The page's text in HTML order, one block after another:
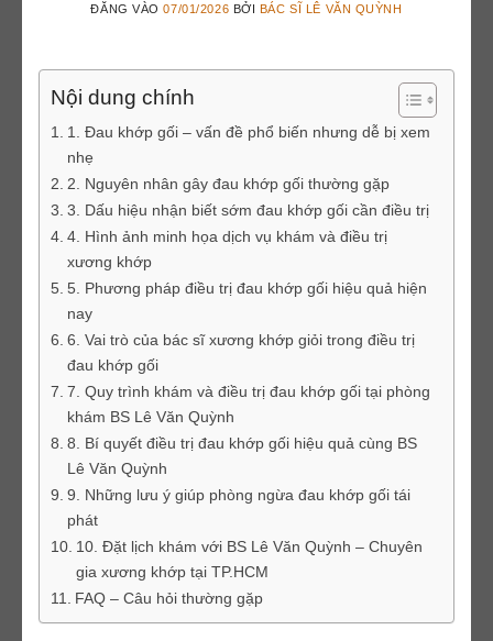
ĐĂNG VÀO07/01/2026 BỞI BÁC SĨ LÊ VĂN QUỲNH
Nội dung chính
1. Đau khớp gối – vấn đề phổ biến nhưng dễ bị xem
nhẹ
2. Nguyên nhân gây đau khớp gối thường gặp
3. Dấu hiệu nhận biết sớm đau khớp gối cần điều trị
4. Hình ảnh minh họa dịch vụ khám và điều trị
xương khớp
5. Phương pháp điều trị đau khớp gối hiệu quả hiện
nay
6. Vai trò của bác sĩ xương khớp giỏi trong điều trị
đau khớp gối
7. Quy trình khám và điều trị đau khớp gối tại phòng
khám BS Lê Văn Quỳnh
8. Bí quyết điều trị đau khớp gối hiệu quả cùng BS
Lê Văn Quỳnh
9. Những lưu ý giúp phòng ngừa đau khớp gối tái
phát
10. Đặt lịch khám với BS Lê Văn Quỳnh – Chuyên
gia xương khớp tại TP.HCM
FAQ – Câu hỏi thường gặp